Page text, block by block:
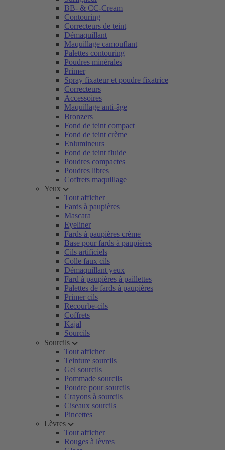
BB- & CC-Cream
Contouring
Correcteurs de teint
Démaquillant
Maquillage camouflant
Palettes contouring
Poudres minérales
Primer
Spray fixateur et poudre fixatrice
Correcteurs
Accessoires
Maquillage anti-âge
Bronzers
Fond de teint compact
Fond de teint crème
Enlumineurs
Fond de teint fluide
Poudres compactes
Poudres libres
Coffrets maquillage
Yeux
Tout afficher
Fards à paupières
Mascara
Eyeliner
Fards à paupières crème
Base pour fards à paupières
Cils artificiels
Colle faux cils
Démaquillant yeux
Fard à paupières à paillettes
Palettes de fards à paupières
Primer cils
Recourbe-cils
Coffrets
Kajal
Sourcils
Sourcils
Tout afficher
Teinture sourcils
Gel sourcils
Pommade sourcils
Poudre pour sourcils
Crayons à sourcils
Ciseaux sourcils
Pincettes
Lèvres
Tout afficher
Rouges à lèvres